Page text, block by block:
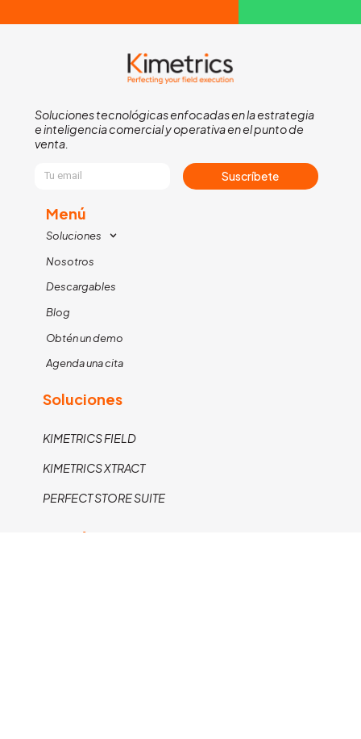
Soluciones tecnológicas enfocadas en la estrategia
e inteligencia comercial y operativa en el punto de
venta.
Suscríbete
Menú
Soluciones
Nosotros
Descargables
Blog
Obtén un demo
Agenda una cita
Soluciones
KIMETRICS FIELD
KIMETRICS XTRACT
PERFECT STORE SUITE
Contáctanos